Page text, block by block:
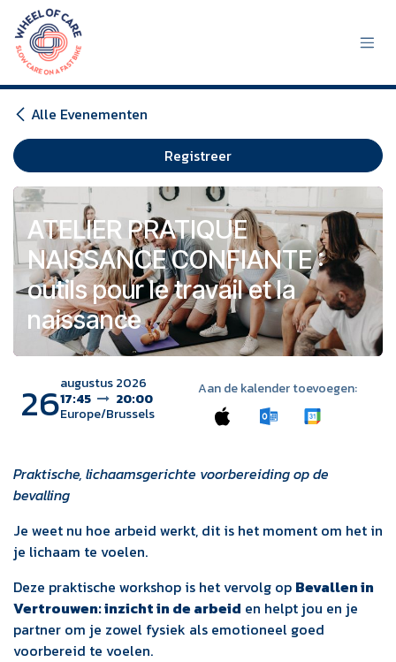
Overslaan naar inhoud
Alle Evenementen
Registreer
ATELIER PRATIQUE
NAISSANCE CONFIANTE :
outils pour le travail et la
naissance
26augustus 2026
17:45
20:00
Europe/Brussels
Aan de kalender toevoegen:
Praktische, lichaamsgerichte voorbereiding op de
bevalling
Je weet nu hoe arbeid werkt, dit is het moment om het in
je lichaam te voelen.
Deze praktische workshop is het vervolg op Bevallen in
Vertrouwen: inzicht in de arbeid en helpt jou en je
partner om je zowel fysiek als emotioneel goed
voorbereid te voelen.